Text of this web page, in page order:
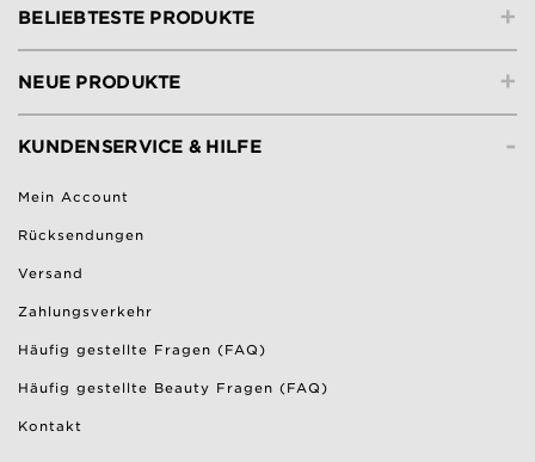
+
BELIEBTESTE PRODUKTE
+
NEUE PRODUKTE
-
KUNDENSERVICE & HILFE
Mein Account
Rücksendungen
Versand
Zahlungsverkehr
Häufig gestellte Fragen (FAQ)
Häufig gestellte Beauty Fragen (FAQ)
Kontakt